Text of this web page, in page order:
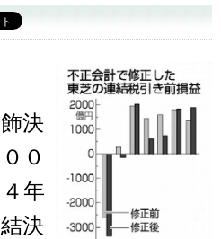
決
０
年
決